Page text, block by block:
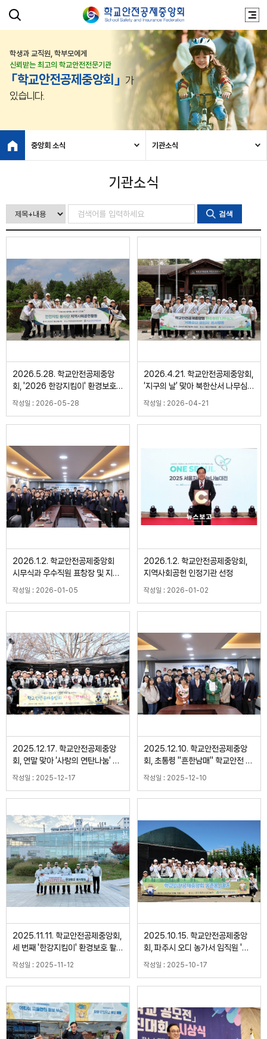
학생과 교직원, 학부모에게
신뢰받는 최고의 학교안전전문기관
「학교안전공제중앙회」
가
있습니다.
중앙회 소식 기관소식
기관소식
검색
2026.5.28. 학교안전공제중앙
회, '2026 한강지킴이' 환경보호
활동
작성일 : 2026-05-28
2026.4.21. 학교안전공제중앙회,
‘지구의 날’ 맞아 북한산서 나무심
기 사회공헌 활동
작성일 : 2026-04-21
2026.1.2. 학교안전공제중앙회
시무식과 우수직원 표창장 및 지역
사회공헌 인정기관 패 수여식
작성일 : 2026-01-05
2026.1.2. 학교안전공제중앙회,
지역사회공헌 인정기관 선정
작성일 : 2026-01-02
2025.12.17. 학교안전공제중앙
회, 연말 맞아 ‘사랑의 연탄나눔’ 실
작성일 : 2025-12-17
2025.12.10. 학교안전공제중앙
회, 초통령 "흔한남매" 학교안전 홍
작성일 : 2025-12-10
2025.11.11. 학교안전공제중앙회,
세 번째 '한강지킴이' 환경보호 활
동
작성일 : 2025-11-12
2025.10.15. 학교안전공제중앙
회, 파주시 오디 농가서 임직원 '농
촌봉사활동'
작성일 : 2025-10-17